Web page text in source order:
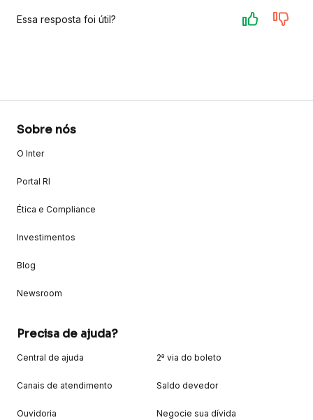
Essa resposta foi útil?
Sobre nós
O Inter
Portal RI
Ética e Compliance
Investimentos
Blog
Newsroom
Precisa de ajuda?
Central de ajuda
Canais de atendimento
Ouvidoria
2ª via do boleto
Saldo devedor
Negocie sua dívida